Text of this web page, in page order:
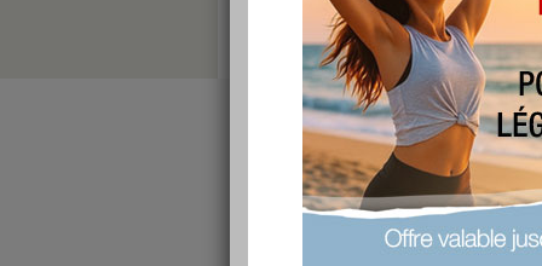
1 - 10 de 16 ‹ Préc. 2 Suiv. ›
rebelle11
publié le 14/03/2009 à 10:11